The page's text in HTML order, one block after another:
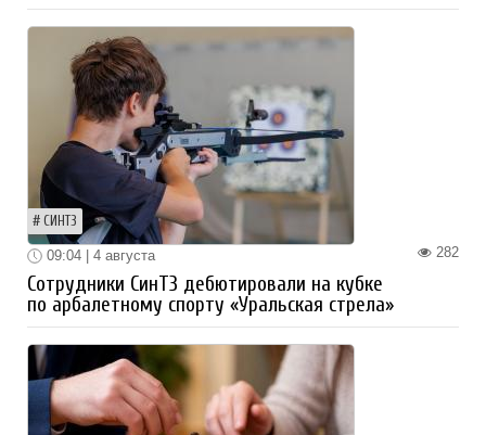
СИНТЗ
282
09:04 | 4 августа
Сотрудники СинТЗ дебютировали на кубке
по арбалетному спорту «Уральская стрела»